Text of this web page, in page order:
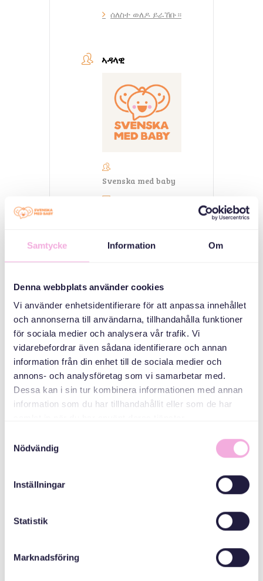
Samtycke Information Om
Denna webbplats använder cookies
Vi använder enhetsidentifierare för att anpassa innehållet
och annonserna till användarna, tillhandahålla funktioner
för sociala medier och analysera vår trafik. Vi
vidarebefordrar även sådana identifierare och annan
information från din enhet till de sociala medier och
annons- och analysföretag som vi samarbetar med.
Dessa kan i sin tur kombinera informationen med annan
information som du har tillhandahållit eller som de har
Nödvändig
Inställningar
Statistik
Marknadsföring
ሰለስተ ወለዶ ይራኸቡ።
ኣዳላዊ
Svenska med baby
bokningen@svenskamedbaby.se
ተሓባበርቲ ኣዳለውቲ
እቲ ሓፈሻዊ ናይ ውርሻ
ፈንድ